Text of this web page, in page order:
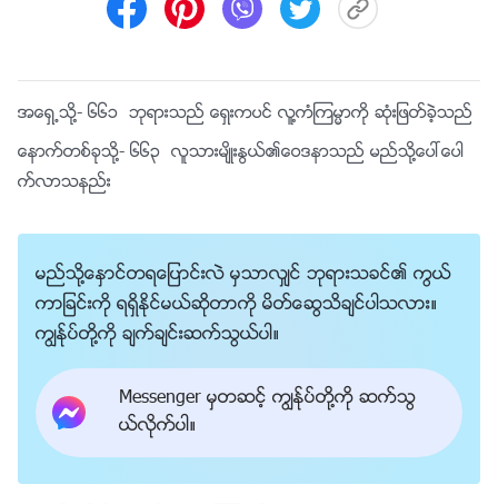
အေရွ႕သို႔- ၆၆၁ ဘုရားသည္ ေရွးကပင္ လူ႔ကံၾကမၼာကို ဆုံးျဖတ္ခဲ့သည္
ေနာက္တစ္ခုသို႔- ၆၆၃ လူသားမ်ိဳးႏြယ္၏ေဝဒနာသည္ မည္သို႔ေပၚေပါ
က္လာသနည္း
မည္သို႔ေႏွာင္တရေျပာင္းလဲ မွသာလွ်င္ ဘုရားသခင္၏ ကြယ္
ကာျခင္းကို ရရွိႏိုင္မယ္ဆိုတာကို မိတ္ေဆြသိခ်င္ပါသလား။
ကြၽန္ုပ္တို႔ကို ခ်က္ခ်င္းဆက္သြယ္ပါ။
Messenger မွတဆင့္ ကြၽန္ုပ္တို႔ကို ဆက္သြ
ယ္လိုက္ပါ။